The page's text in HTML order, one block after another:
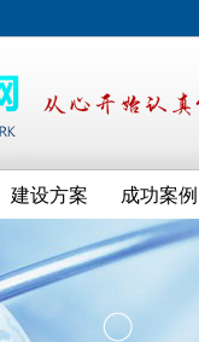
建设方案 成功案例